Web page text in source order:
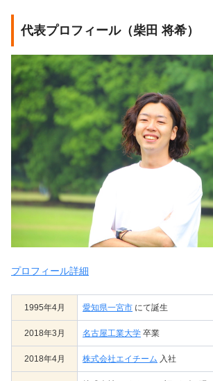
代表プロフィール（柴田 将希）
プロフィール詳細
1995年4月 愛知県一宮市 にて誕生
2018年3月 名古屋工業大学 卒業
2018年4月 株式会社エイチーム 入社